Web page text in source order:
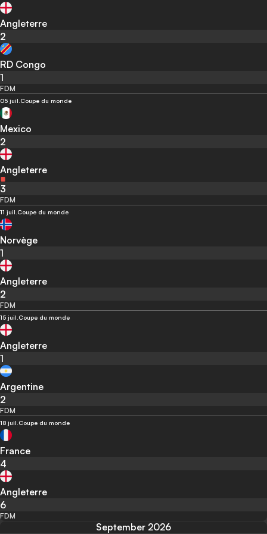
Angleterre
2
RD Congo
1
FDM
05 juil. Coupe du monde
Mexico
2
Angleterre
3
FDM
11 juil. Coupe du monde
Norvège
1
Angleterre
2
FDM
15 juil. Coupe du monde
Angleterre
1
Argentine
2
FDM
18 juil. Coupe du monde
France
4
Angleterre
6
FDM
September 2026